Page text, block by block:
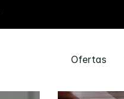
Ofertas